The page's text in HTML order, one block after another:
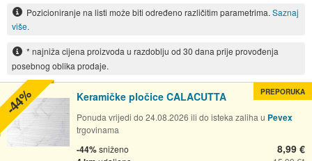
Pozicioniranje na listi može biti određeno različitim parametrima. Saznaj
više.
* najniža cijena proizvoda u razdoblju od 30 dana prije provođenja
posebnog oblika prodaje.
Keramičke pločice CALACUTTA
Ponuda vrijedi do 24.08.2026 ili do isteka zaliha u Pevex
trgovinama
-44%sniženo 8,99 €
PREPORUKA
-44%